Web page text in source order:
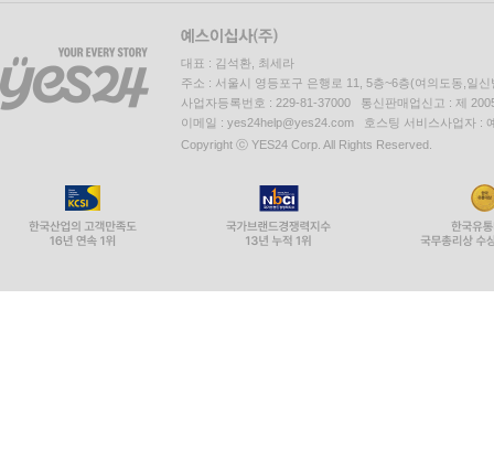
대표 : 김석환, 최세라
주소 : 서울시 영등포구 은행로 11, 5층~6층(여의도동,일신
사업자등록번호 : 229-81-37000 통신판매업신고 : 제
이메일 : yes24help@yes24.com 호스팅 서비스사업자 :
Copyright ⓒ YES24 Corp. All Rights Reserved.